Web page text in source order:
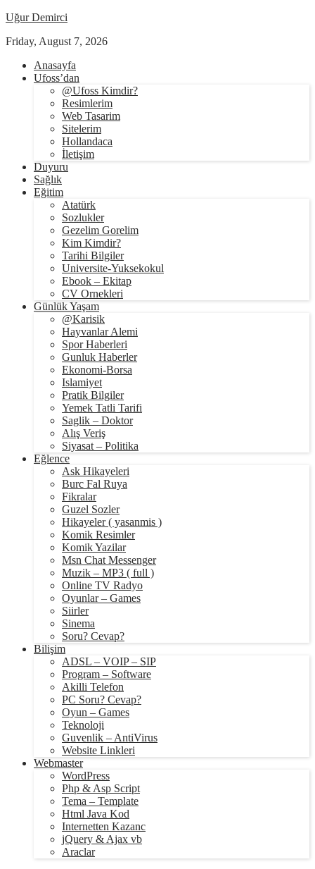
Uğur Demirci
Friday, August 7, 2026
Anasayfa
Ufoss’dan
@Ufoss Kimdir?
Resimlerim
Web Tasarim
Sitelerim
Hollandaca
İletişim
Duyuru
Sağlık
Eğitim
Atatürk
Sozlukler
Gezelim Gorelim
Kim Kimdir?
Tarihi Bilgiler
Universite-Yuksekokul
Ebook – Ekitap
CV Ornekleri
Günlük Yaşam
@Karisik
Hayvanlar Alemi
Spor Haberleri
Gunluk Haberler
Ekonomi-Borsa
Islamiyet
Pratik Bilgiler
Yemek Tatli Tarifi
Saglik – Doktor
Alış Veriş
Siyasat – Politika
Eğlence
Ask Hikayeleri
Burc Fal Ruya
Fikralar
Guzel Sozler
Hikayeler ( yasanmis )
Komik Resimler
Komik Yazilar
Msn Chat Messenger
Muzik – MP3 ( full )
Online TV Radyo
Oyunlar – Games
Siirler
Sinema
Soru? Cevap?
Bilişim
ADSL – VOIP – SIP
Program – Software
Akilli Telefon
PC Soru? Cevap?
Oyun – Games
Teknoloji
Guvenlik – AntiVirus
Website Linkleri
Webmaster
WordPress
Php & Asp Script
Tema – Template
Html Java Kod
Internetten Kazanc
jQuery & Ajax vb
Araclar